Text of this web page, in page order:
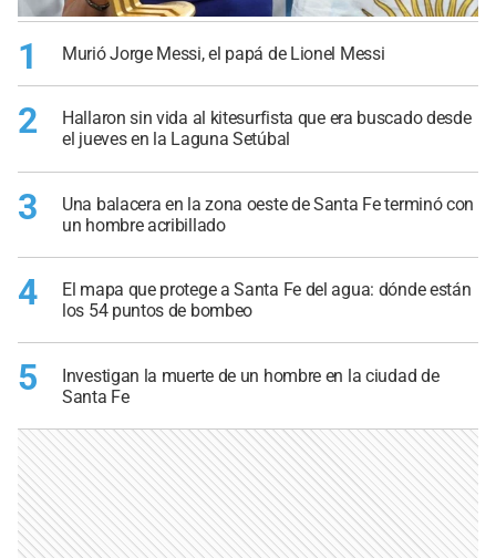
1 Murió Jorge Messi, el papá de Lionel Messi
2
Hallaron sin vida al kitesurfista que era buscado desde
el jueves en la Laguna Setúbal
3
Una balacera en la zona oeste de Santa Fe terminó con
un hombre acribillado
4
El mapa que protege a Santa Fe del agua: dónde están
los 54 puntos de bombeo
5
Investigan la muerte de un hombre en la ciudad de
Santa Fe